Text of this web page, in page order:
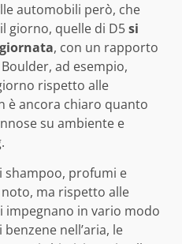
automobili però, che
giorno, quelle di D5si
, con un rapporto
ad esempio,
rispetto alle
è ancora chiaro quanto
su ambiente e
shampoo, profumi e
ma rispetto alle
impegnano in vario modo
nell’aria, le